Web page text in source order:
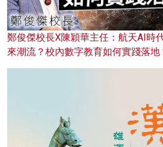
鄭俊傑校長X陳穎華主任：航天AI時
來潮流？校內數字教育如何實踐落地